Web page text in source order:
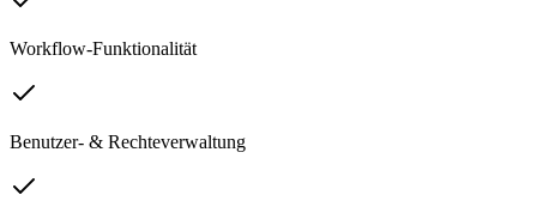
Workflow-Funktionalität
Benutzer- & Rechteverwaltung